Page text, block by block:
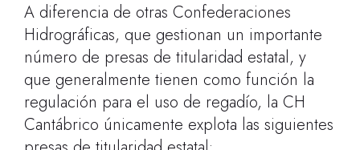
A diferencia de otras Confederaciones
Hidrográficas, que gestionan un importante
número de presas de titularidad estatal, y
que generalmente tienen como función la
regulación para el uso de regadío, la CH
Cantábrico únicamente explota las siguientes